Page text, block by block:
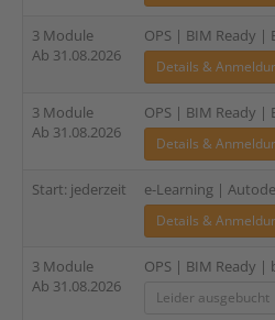
3 Module
Ab 31.08.2026
OPS | BIM Ready |
Details &
3 Module
Ab 31.08.2026
OPS | BIM Ready |
Details &
Start: jederzeit e-Learning |
Details &
3 Module
Ab 31.08.2026
OPS | BIM Ready |
Leider ausgebucht